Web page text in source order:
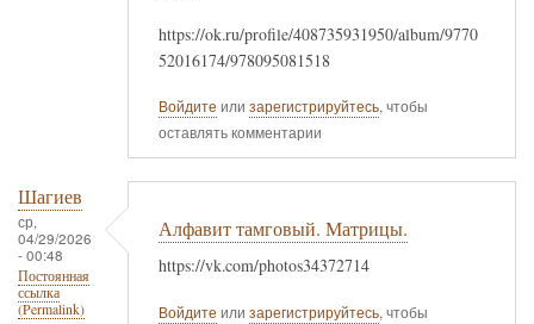
https://ok.ru/profile/408735931950/album/9770
52016174/978095081518
Войдите или зарегистрируйтесь, чтобы
оставлять комментарии
Шагиев
ср,
04/29/2026
- 00:48
Постоянная
ссылка
(Permalink)
Алфавит тамговый. Матрицы.
https://vk.com/photos34372714
Войдите или зарегистрируйтесь, чтобы